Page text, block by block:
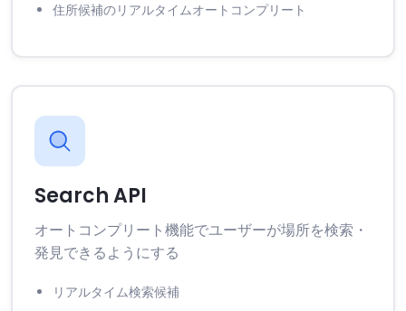
住所候補のリアルタイムオートコンプリート
Search API
オートコンプリート機能でユーザーが場所を検索・
発見できるようにする
リアルタイム検索候補